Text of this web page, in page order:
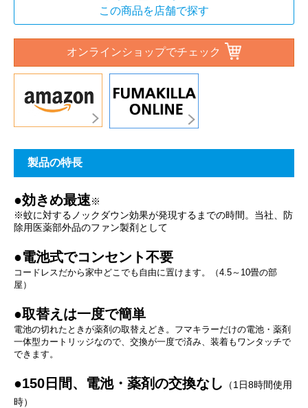
この商品を店舗で探す
オンラインショップでチェック
製品の特長
●効きめ最速※
※蚊に対するノックダウン効果が発現するまでの時間。当社、防
除用医薬部外品のファン製剤として
●電池式でコンセント不要
コードレスだから家中どこでも自由に置けます。（4.5～10畳の部
屋）
●取替えは一度で簡単
電池の切れたときが薬剤の取替えどき。フマキラーだけの電池・薬剤
一体型カートリッジなので、交換が一度で済み、装着もワンタッチで
できます。
●150日間、電池・薬剤の交換なし
（1日8時間使用
時）